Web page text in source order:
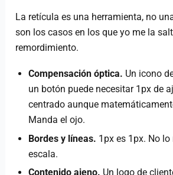
La retícula es una herramienta, no
son los casos en los que yo me la
remordimiento.
Compensación óptica. Un icono
un botón puede necesitar 1px de
centrado aunque
Manda el ojo.
Bordes y líneas. 1px es 1px. No
escala.
Contenido ajeno. Un logo de